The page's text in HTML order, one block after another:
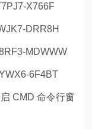
X766F
DRR8H
MDWWW
6F4BT
CMD 命令行窗